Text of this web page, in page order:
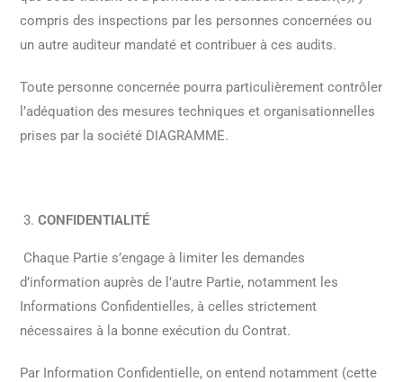
compris des inspections par les personnes concernées ou
un autre auditeur mandaté et contribuer à ces audits.
Toute personne concernée pourra particulièrement contrôler
l’adéquation des mesures techniques et organisationnelles
prises par la société DIAGRAMME.
CONFIDENTIALITÉ
Chaque Partie s’engage à limiter les demandes
d’information auprès de l’autre Partie, notamment les
Informations Confidentielles, à celles strictement
nécessaires à la bonne exécution du Contrat.
Par Information Confidentielle, on entend notamment (cette